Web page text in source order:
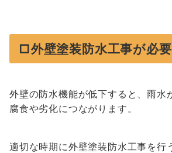
□外壁塗装防水工事が必
外壁の防水機能が低下すると、雨水
腐食や劣化につながります。
適切な時期に外壁塗装防水工事を行